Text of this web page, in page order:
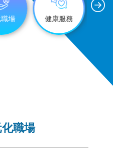
場 健康服務
職場